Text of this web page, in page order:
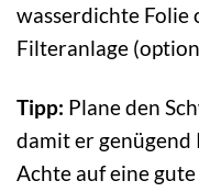
wasserdichte Folie
Filteranlage
Tipp: Plane den
damit er genügend
Achte auf eine